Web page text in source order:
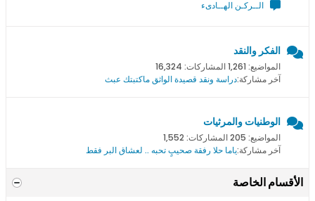
الــركـن الهــادىء
الفكر والنقد
المواضيع: 1,261 المشاركات: 16,324
آخر مشاركة:دراسة ونقد قصيدة الواثق ماكتبتك عبث
الوطنيات والمرثيات
المواضيع: 205 المشاركات: 1,552
آخر مشاركة:ياما حلا رفقة صحيبٍ تحبه .. لعشاق البر فقط
الأقسام الخاصة